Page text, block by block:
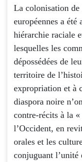
La colonisation de
européennes a été
hiérarchie raciale
lesquelles les
dépossédées de
territoire de
expropriation et à
diaspora noire
contre-récits à la
l’Occident, en
orales et les
conjuguant l’unité